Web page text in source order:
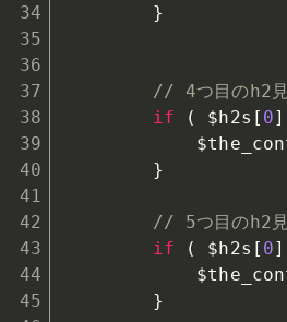
}
// 4つ目のh2見
if
( $h2s [ 0]
}
// 5つ目のh2見
if
( $h2s [ 0]
}